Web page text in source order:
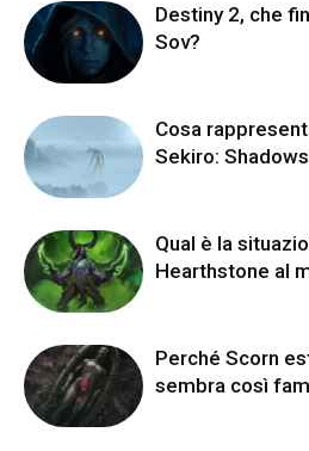
Destiny 2, che
Sov?
Cosa
Sekiro:
Qual è la
Hearthstone al
Perché Scorn
sembra così